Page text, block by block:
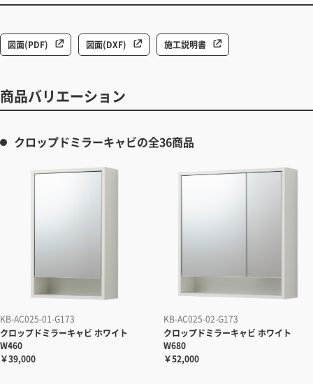
図面(PDF) 図面(DXF) 施工説明書
商品バリエーション
クロップドミラーキャビの全36商品
KB-AC025-01-G173
クロップドミラーキャビ ホワイト
W460
￥39,000
KB-AC025-02-G173
クロップドミラーキャビ ホワイト
W680
￥52,000